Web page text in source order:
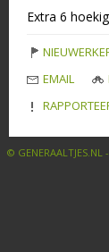
Extra 6
EMAIL
© GENERAALTJES.NL -